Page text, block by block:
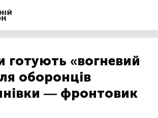
готують «вогневий
оборонців
— фронтовик